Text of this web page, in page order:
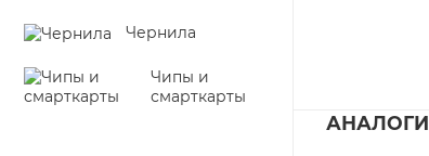
Чернила
Чипы и
смарткарты
АНАЛОГИ